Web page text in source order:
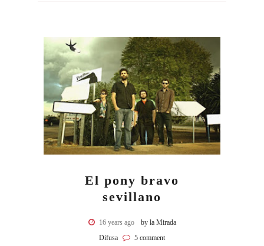
El pony bravo
sevillano
16 years ago
by la Mirada
Difusa
5 comment